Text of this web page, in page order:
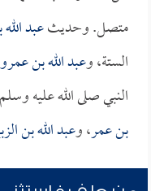
متصل. وحديثعبد
الستة، وعبد الله بن عمرو
النبي صلى الله عليه
بن عمر، وعبد الله بن